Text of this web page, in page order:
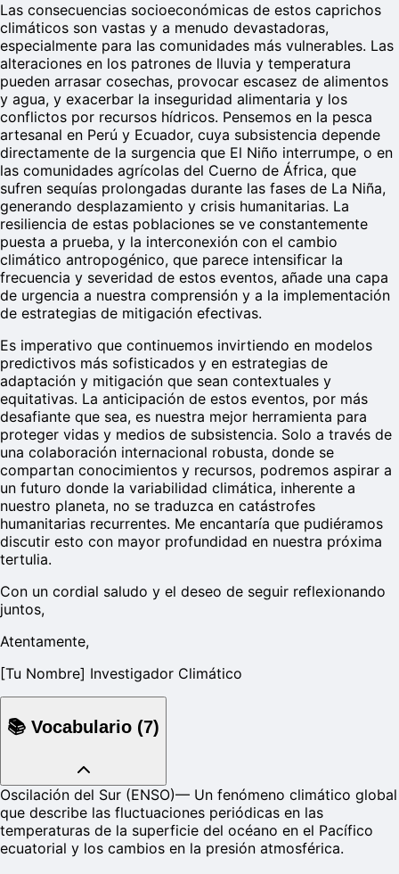
Las consecuencias socioeconómicas de estos caprichos
climáticos son vastas y a menudo devastadoras,
especialmente para las comunidades más vulnerables. Las
alteraciones en los patrones de lluvia y temperatura
pueden arrasar cosechas, provocar escasez de alimentos
y agua, y exacerbar la inseguridad alimentaria y los
conflictos por recursos hídricos. Pensemos en la pesca
artesanal en Perú y Ecuador, cuya subsistencia depende
directamente de la surgencia que El Niño interrumpe, o en
las comunidades agrícolas del Cuerno de África, que
sufren sequías prolongadas durante las fases de La Niña,
generando desplazamiento y crisis humanitarias. La
resiliencia de estas poblaciones se ve constantemente
puesta a prueba, y la interconexión con el cambio
climático antropogénico, que parece intensificar la
frecuencia y severidad de estos eventos, añade una capa
de urgencia a nuestra comprensión y a la implementación
de estrategias de mitigación efectivas.
Es imperativo que continuemos invirtiendo en modelos
predictivos más sofisticados y en estrategias de
adaptación y mitigación que sean contextuales y
equitativas. La anticipación de estos eventos, por más
desafiante que sea, es nuestra mejor herramienta para
proteger vidas y medios de subsistencia. Solo a través de
una colaboración internacional robusta, donde se
compartan conocimientos y recursos, podremos aspirar a
un futuro donde la variabilidad climática, inherente a
nuestro planeta, no se traduzca en catástrofes
humanitarias recurrentes. Me encantaría que pudiéramos
discutir esto con mayor profundidad en nuestra próxima
tertulia.
Con un cordial saludo y el deseo de seguir reflexionando
juntos,
Atentamente,
[Tu Nombre] Investigador Climático
📚 Vocabulario (7)
Oscilación del Sur (ENSO)— Un fenómeno climático global
que describe las fluctuaciones periódicas en las
temperaturas de la superficie del océano en el Pacífico
ecuatorial y los cambios en la presión atmosférica.